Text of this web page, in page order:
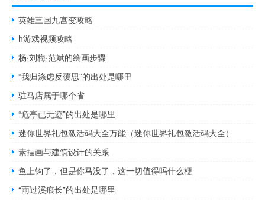
英雄三国九宫变攻略
h游戏视频攻略
杨·刘梅·范斌的绘画步骤
“我归涤虑反覆思”的出处是哪里
驻马店属于哪个省
“危亭已无迹”的出处是哪里
迷你世界礼包激活码大全万能（迷你世界礼包激活码大全）
素描画与建筑设计的关系
鱼上钩了，但是你马没了，这一切值得吗什么梗
“雨过溪痕长”的出处是哪里